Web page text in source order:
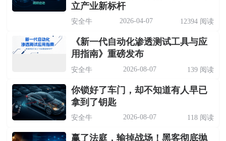
立产业新标杆
安全牛 2026-04-07 12394 阅读
《新一代自动化渗透测试工具与应
用指南》重磅发布
安全牛 2026-08-07 139 阅读
你锁好了车门，却不知道有人早已
拿到了钥匙
安全牛 2026-08-07 118 阅读
赢了法庭，输掉战场！黑客彻底抛